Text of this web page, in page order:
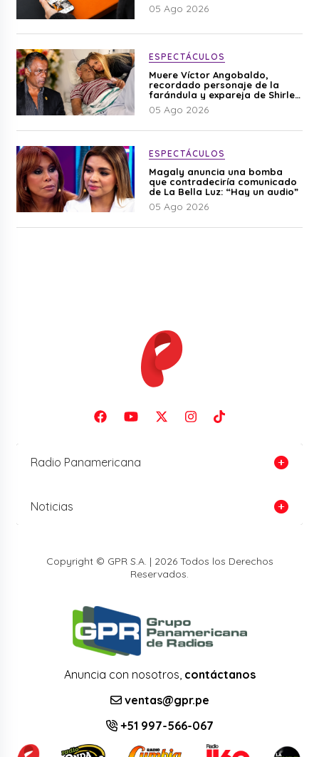
05 Ago 2026
ESPECTÁCULOS
Muere Víctor Angobaldo,
recordado personaje de la
farándula y expareja de Shirley
Cherres
05 Ago 2026
ESPECTÁCULOS
Magaly anuncia una bomba
que contradeciría comunicado
de La Bella Luz: “Hay un audio”
05 Ago 2026
Radio Panamericana
Noticias
Copyright © GPR S.A. | 2026 Todos los Derechos
Reservados.
Anuncia con nosotros, contáctanos
ventas@gpr.pe
+51 997-566-067